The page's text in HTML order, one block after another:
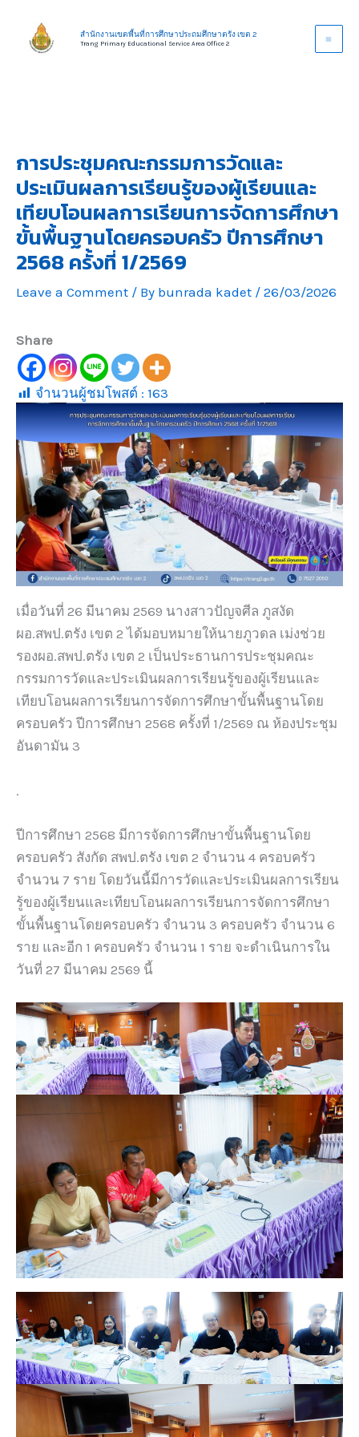
content
สำนักงานเขตพื้นที่การศึกษาประถมศึกษาตรัง เขต 2
Trang Primary Educational Service Area Office 2
การประชุมคณะกรรมการวัดและ
ประเมินผลการเรียนรู้ของผู้เรียนและ
เทียบโอนผลการเรียนการจัดการศึกษา
ขั้นพื้นฐานโดยครอบครัว ปีการศึกษา
2568 ครั้งที่ 1/2569
Leave a Comment / By bunrada kadet / 26/03/2026
Share
จำนวนผู้ชมโพสต์ : 163
เมื่อวันที่ 26 มีนาคม 2569 นางสาวปัญจศีล ภูสงัด
ผอ.สพป.ตรัง เขต 2 ได้มอบหมายให้นายภูวดล เม่งช่วย
รองผอ.สพป.ตรัง เขต 2 เป็นประธานการประชุมคณะ
กรรมการวัดและประเมินผลการเรียนรู้ของผู้เรียนและ
เทียบโอนผลการเรียนการจัดการศึกษาขั้นพื้นฐานโดย
ครอบครัว ปีการศึกษา 2568 ครั้งที่ 1/2569 ณ ห้องประชุม
อันดามัน 3
.
ปีการศึกษา 2568 มีการจัดการศึกษาขั้นพื้นฐานโดย
ครอบครัว สังกัด สพป.ตรัง เขต 2 จำนวน 4 ครอบครัว
จำนวน 7 ราย โดยวันนี้มีการวัดและประเมินผลการเรียน
รู้ของผู้เรียนและเทียบโอนผลการเรียนการจัดการศึกษา
ขั้นพื้นฐานโดยครอบครัว จำนวน 3 ครอบครัว จำนวน 6
ราย และอีก 1 ครอบครัว จำนวน 1 ราย จะดำเนินการใน
วันที่ 27 มีนาคม 2569 นี้